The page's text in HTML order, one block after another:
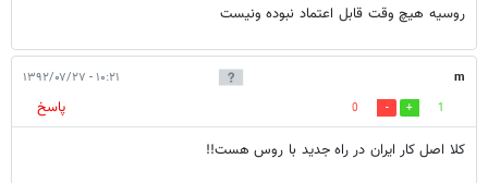
روسیه هیچ وقت قابل اعتماد نبوده ونیست
m ۱۰:۲۱ - ۱۳۹۲/۰۷/۲۷
1
0
پاسخ
کلا اصل کار ایران در راه جدید با روس هست!!